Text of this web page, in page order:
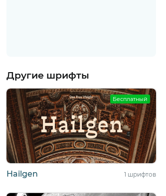
Другие шрифты
Бесплатный
Hailgen 1 шрифтов